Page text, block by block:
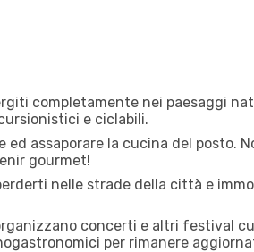
completamente nei paesaggi
e ciclabili.
assaporare la cucina del posto.
gourmet!
nelle strade della città e
concerti e altri festival
per rimanere